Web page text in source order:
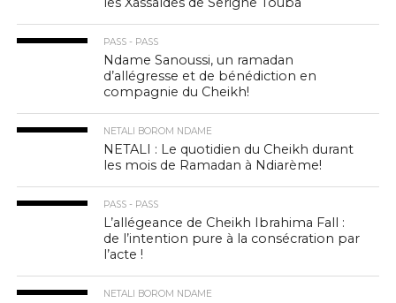
PASS - PASS
Ndame Sanoussi, un ramadan
d’allégresse et de bénédiction en
compagnie du Cheikh!
NETALI BOROM NDAME
NETALI : Le quotidien du Cheikh durant
les mois de Ramadan à Ndiarème!
PASS - PASS
L’allégeance de Cheikh Ibrahima Fall :
de l’intention pure à la consécration par
l’acte !
NETALI BOROM NDAME